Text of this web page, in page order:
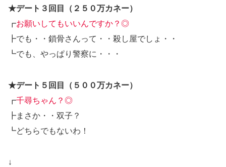
★デート３回目（２５０万カネー）
┏お願いしてもいいんですか？◎
┣でも・・鎖骨さんって・・殺し屋でしょ・・
┗でも、やっぱり警察に・・・
★デート５回目（５００万カネー）
┏千尋ちゃん？◎
┣まさか・・双子？
┗どちらでもないわ！
↓